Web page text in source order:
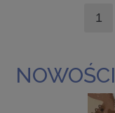
NOWOŚCI